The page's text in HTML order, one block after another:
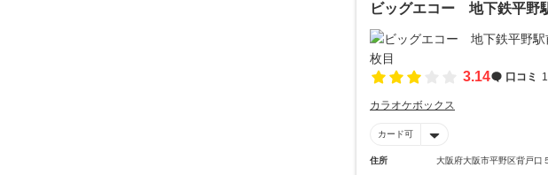
ビッグエコー 地下鉄平野
3.14 口コミ
カラオケボックス
カード可
住所 大阪府大阪市平野区背戸口